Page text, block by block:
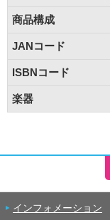
商品構成
JANコード
ISBNコード
楽器
インフォメーション